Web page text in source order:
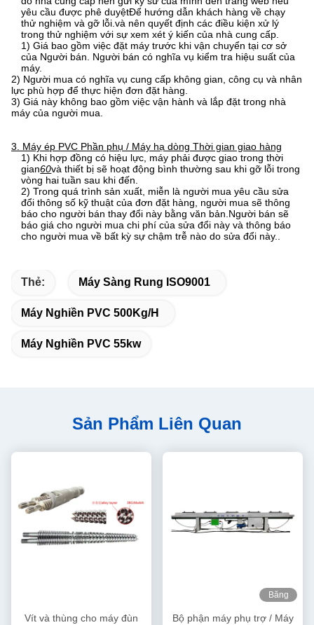
yêu cầu được phê duyệtĐể hướng dẫn khách hàng về chạy
thử nghiệm và gỡ lỗi.và nên quyết định các điều kiện xử lý
trong thử nghiệm với sự xem xét ý kiến của nhà cung cấp.
1) Giá bao gồm việc đặt máy trước khi vận chuyển tại cơ sở
của Người bán. Người bán có nghĩa vụ kiểm tra hiệu suất của
máy.
2) Người mua có nghĩa vụ cung cấp không gian, công cụ và nhân
lực phù hợp để thực hiện đơn đặt hàng.
3) Giá này không bao gồm việc vận hành và lắp đặt trong nhà
máy của người mua.
3. Máy ép PVC Phần phụ / Máy hạ dòng Thời gian giao hàng
1) Khi hợp đồng có hiệu lực, máy phải được giao trong thời
gian60và thiết bị sẽ hoạt động bình thường sau khi gỡ lỗi trong
vòng hai tuần sau khi đến.
2) Trong quá trình sản xuất, miễn là người mua yêu cầu sửa
đổi thông số kỹ thuật của đơn đặt hàng, người mua sẽ thông
báo cho người bán thay đổi này bằng văn bản.Người bán sẽ
báo giá cho người mua chi phí của sửa đổi này và thông báo
cho người mua về bất kỳ sự chậm trễ nào do sửa đổi này..
Thẻ: Máy Sàng Rung ISO9001
Máy Nghiền PVC 500Kg/H
Máy Nghiền PVC 55kw
Sản Phẩm Liên Quan
Vít và thùng cho máy đùn
Băng
Bộ phận máy phụ trợ / Máy